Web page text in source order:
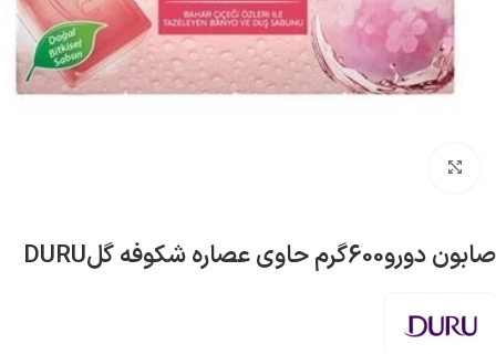
صابون دورو600گرم حاوی عصاره شکوفه گلDURU